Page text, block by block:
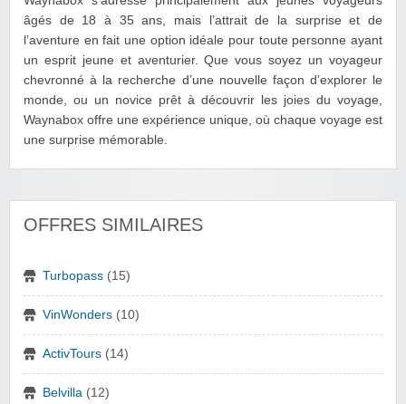
âgés de 18 à 35 ans, mais l’attrait de la surprise et de
l’aventure en fait une option idéale pour toute personne ayant
un esprit jeune et aventurier. Que vous soyez un voyageur
chevronné à la recherche d’une nouvelle façon d’explorer le
monde, ou un novice prêt à découvrir les joies du voyage,
Waynabox offre une expérience unique, où chaque voyage est
une surprise mémorable.
OFFRES SIMILAIRES
Turbopass (15)
VinWonders (10)
ActivTours (14)
Belvilla (12)